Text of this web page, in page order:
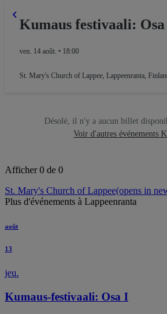
Kumaus festivaali:
ven. 14 août. • 18:00
St. Mary's Church of Lappee, Lappeenranta,
Désolé, il n'y a aucun billet
Voir d'autres événements
Afficher 0 de 0
St. Mary's Church of Lappee(opens in
Plus d'événements à Lappeenranta
août
13
jeu.
Kumaus-festivaali: Osa I